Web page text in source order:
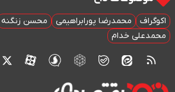
اکوگراف محمدرضا پورابراهیمی محسن زنگنه
محمدعلی خدام